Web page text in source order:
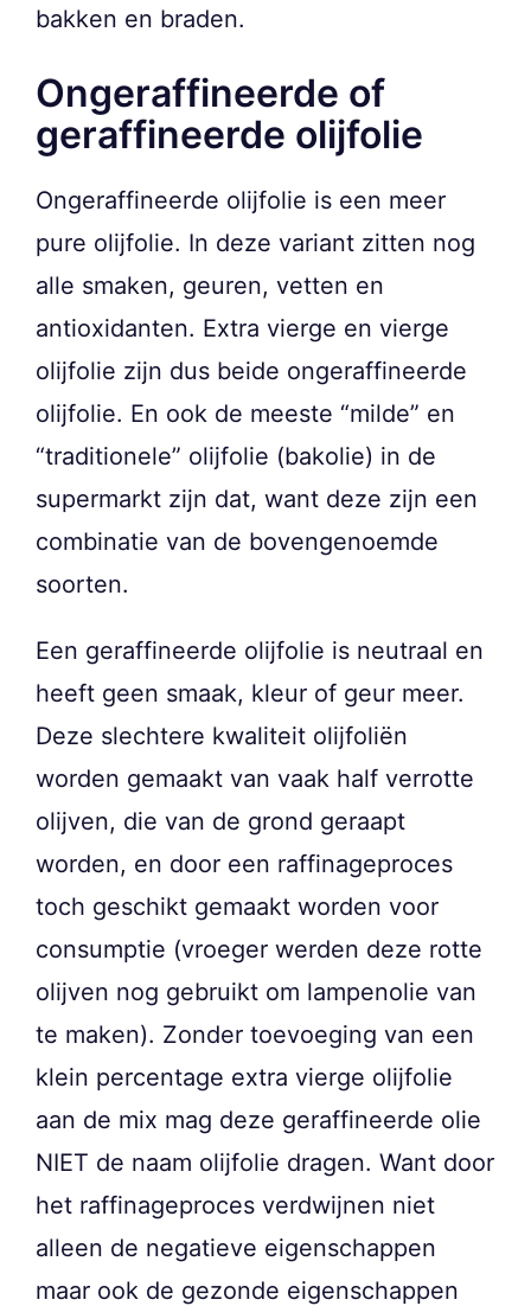
bakken en braden.
Ongeraffineerde of
geraffineerde olijfolie
Ongeraffineerde olijfolie is een meer
pure olijfolie. In deze variant zitten nog
alle smaken, geuren, vetten en
antioxidanten. Extra vierge en vierge
olijfolie zijn dus beide ongeraffineerde
olijfolie. En ook de meeste “milde” en
“traditionele” olijfolie (bakolie) in de
supermarkt zijn dat, want deze zijn een
combinatie van de bovengenoemde
soorten.
Een geraffineerde olijfolie is neutraal en
heeft geen smaak, kleur of geur meer.
Deze slechtere kwaliteit olijfoliën
worden gemaakt van vaak half verrotte
olijven, die van de grond geraapt
worden, en door een raffinageproces
toch geschikt gemaakt worden voor
consumptie (vroeger werden deze rotte
olijven nog gebruikt om lampenolie van
te maken). Zonder toevoeging van een
klein percentage extra vierge olijfolie
aan de mix mag deze geraffineerde olie
NIET de naam olijfolie dragen. Want door
het raffinageproces verdwijnen niet
alleen de negatieve eigenschappen
maar ook de gezonde eigenschappen